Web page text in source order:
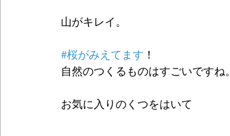
山がキレイ。
#桜がみえてます ！
自然のつくるものはすごいですね。
お気に入りのくつをはいて